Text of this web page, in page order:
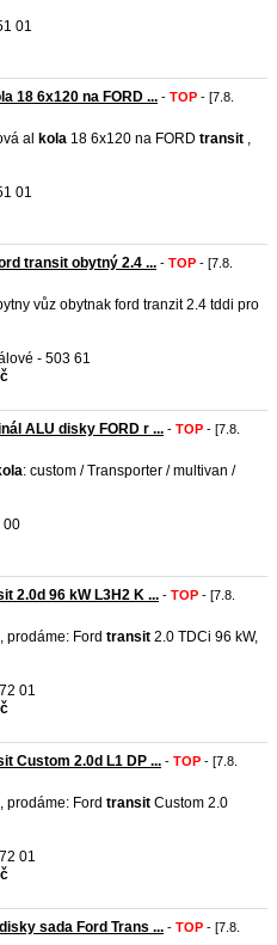
01
18 6x120 na FORD ... - TOP - [7.8.
al kola 18 6x120 na FORD transit ,
01
transit obytný 2.4 ... - TOP - [7.8.
vůz obytnak ford tranzit 2.4 tddi pro
- 503 61
ALU disky FORD r ... - TOP - [7.8.
: custom / Transporter / multivan /
00
2.0d 96 kW L3H2 K ... - TOP - [7.8.
prodáme: Ford transit 2.0 TDCi 96 kW,
01
Custom 2.0d L1 DP ... - TOP - [7.8.
prodáme: Ford transit Custom 2.0
01
sada Ford Trans ... - TOP - [7.8.